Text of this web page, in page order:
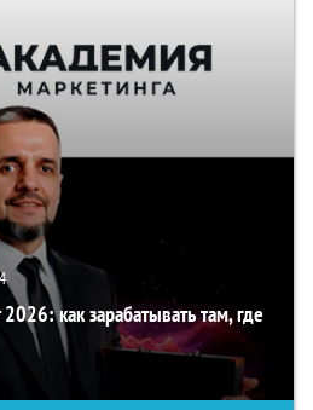
4
как зарабатывать там, где